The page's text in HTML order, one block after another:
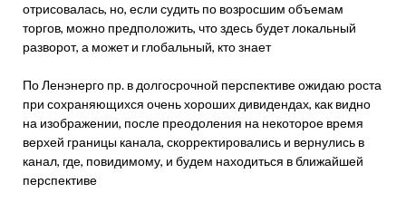
отрисовалась, но, если судить по возросшим объемам
торгов, можно предположить, что здесь будет локальный
разворот, а может и глобальный, кто знает
По Ленэнерго пр. в долгосрочной перспективе ожидаю роста
при сохраняющихся очень хороших дивидендах, как видно
на изображении, после преодоления на некоторое время
верхей границы канала, скорректировались и вернулись в
канал, где, повидимому, и будем находиться в ближайшей
перспективе